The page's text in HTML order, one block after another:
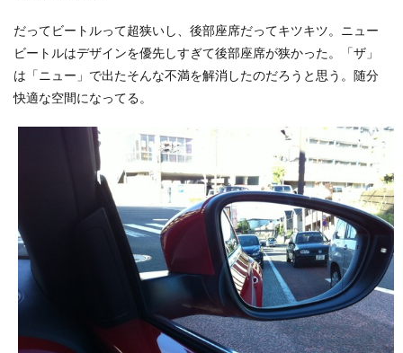
だってビートルって超狭いし、後部座席だってキツキツ。ニュー
ビートルはデザインを優先しすぎて後部座席が狭かった。「ザ」
は「ニュー」で出たそんな不満を解消したのだろうと思う。随分
快適な空間になってる。